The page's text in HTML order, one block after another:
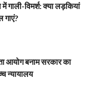
गाली-विमर्श: क्या लड़कियां
गाएं?
आयोग बनाम सरकार का
न्यायालय